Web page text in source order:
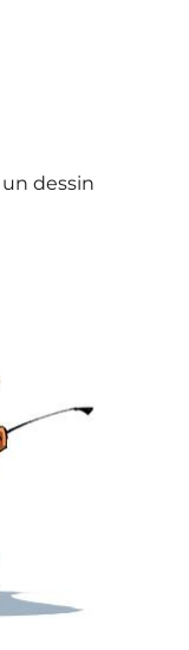
dessin